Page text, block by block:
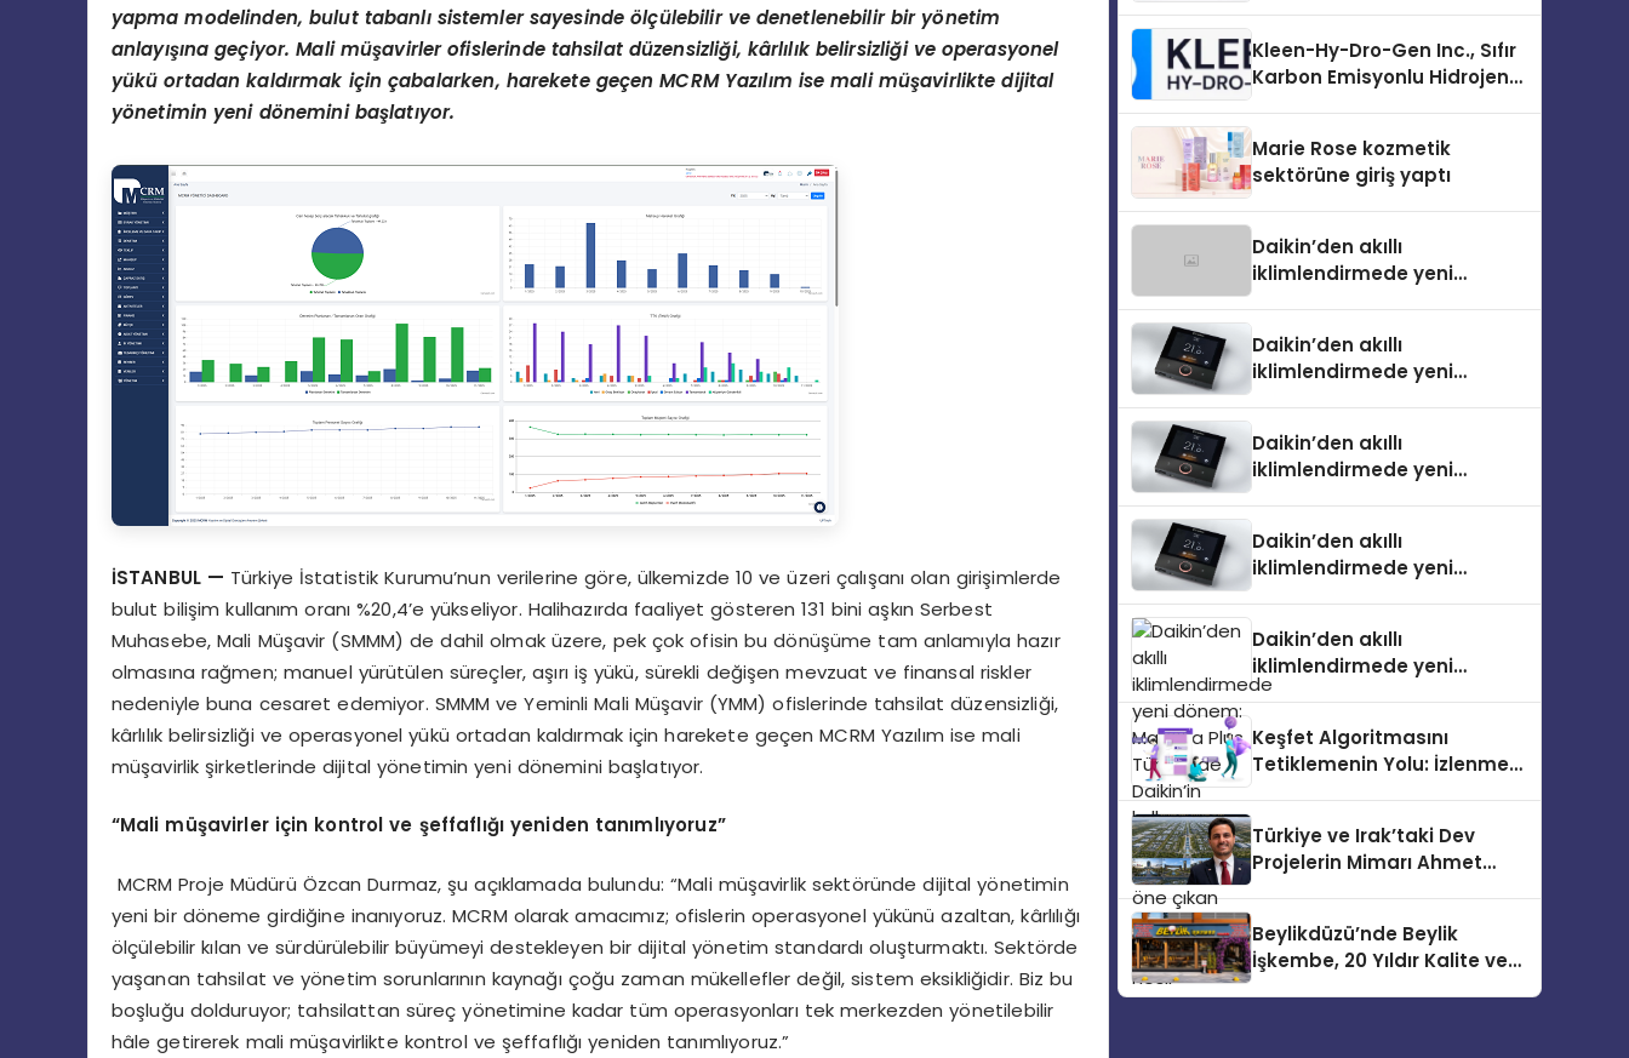
yapma modelinden, bulut tabanlı sistemler sayesindeölçülebilir ve denetlenebilir bir yönetim
anlayışına geçiyor. Mali müşavirler ofislerinde tahsilat düzensizliği, kârlılık belirsizliği ve operasyonel
yüküortadan kaldırmak içinçabalarken, harekete geçen MCRM Yazılım ise malimüşavirlikte dijital
yönetimin yeni dönemini başlatıyor.
İSTANBUL — Türkiye İstatistik Kurumu’nun verilerine göre, ülkemizde 10 ve üzeri çalışanı olan girişimlerde
bulut bilişim kullanım oranı %20,4’e yükseliyor. Halihazırda faaliyet gösteren 131 bini aşkın Serbest
Muhasebe, Mali Müşavir (SMMM) de dahil olmak üzere, pek çok ofisin bu dönüşüme tam anlamıyla hazır
olmasına rağmen; manuel yürütülen süreçler, aşırı iş yükü, sürekli değişen mevzuat ve finansal riskler
nedeniyle buna cesaret edemiyor. SMMM ve Yeminli Mali Müşavir (YMM) ofislerinde tahsilat düzensizliği,
kârlılık belirsizliği ve operasyonel yükü ortadan kaldırmak için harekete geçen MCRM Yazılım ise mali
müşavirlik şirketlerinde dijital yönetimin yeni dönemini başlatıyor.
“Mali müşavirler için kontrol ve şeffaflığı yeniden tanımlıyoruz”
MCRM Proje Müdürü Özcan Durmaz, şu açıklamada bulundu: “Mali müşavirlik sektöründe dijital yönetimin
yeni bir döneme girdiğine inanıyoruz. MCRM olarak amacımız; ofislerin operasyonel yükünü azaltan, kârlılığı
ölçülebilir kılan ve sürdürülebilir büyümeyi destekleyen bir dijital yönetim standardı oluşturmaktı. Sektörde
yaşanan tahsilat ve yönetim sorunlarının kaynağı çoğu zaman mükellefler değil, sistem eksikliğidir. Biz bu
boşluğu dolduruyor; tahsilattan süreç yönetimine kadar tüm operasyonları tek merkezden yönetilebilir
hâle getirerek mali müşavirlikte kontrol ve şeffaflığı yeniden tanımlıyoruz.”
Kleen-Hy-Dro-Gen Inc., Sıfır
Karbon Emisyonlu Hidrojen
Aldı
Marie Rose kozmetik
sektörüne giriş yaptı
Daikin’den akıllı
iklimlendirmede yeni
Daikin’den akıllı
iklimlendirmede yeni
Daikin’den akıllı
iklimlendirmede yeni
Daikin’den akıllı
iklimlendirmede yeni
Daikin’den akıllı
iklimlendirmede yeni
dönem: Madoka Plus
dostu tasarımıyla öne çıkan
Madoka ailesinin yeni nesil
teknolojilerle donatılmış son
modeli VRV kontrol ünitesi
Madoka Plus Türkiye’de
satışa sunuldu. Tam
dokunmatik ekranı, mobil
uygulama desteği ve akıllı
sensör entegrasyonu
Keşfet Algoritmasını
Tetiklemenin Yolu: İzlenme
Türkiye ve Irak’taki Dev
Projelerin Mimarı Ahmet
Holding Industrial City”
Projesini Hayata Geçirecek
Beylikdüzü’nde Beylik
İşkembe, 20 Yıldır Kalite ve